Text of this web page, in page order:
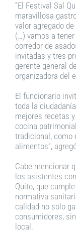
“El Festival Sal
maravillosa
valor agregado
(…) vamos a
corredor de
invitadas y tres
gerente general
organizadora del
El funcionario
toda la
mejores recetas
cocina
tradicional, como
alimentos”,
Cabe mencionar
los asistentes
Quito, que
normativa
calidad no solo
consumidores,
local.